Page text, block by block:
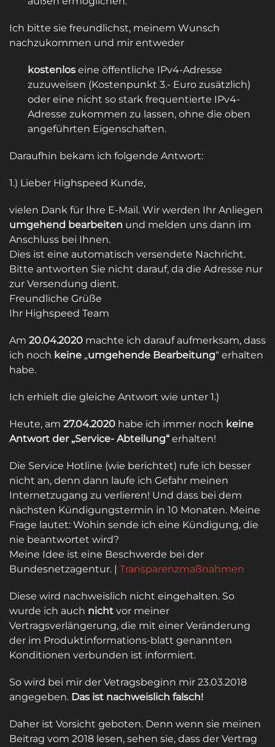
Ich bitte sie freundlichst, meinem Wunsch
nachzukommen und mir entweder
kostenlos eine öffentliche IPv4-Adresse
zuzuweisen (Kostenpunkt 3.- Euro zusätzlich)
oder eine nicht so stark frequentierte IPv4-
Adresse zukommen zu lassen, ohne die oben
angeführten Eigenschaften.
Daraufhin bekam ich folgende Antwort:
1.) Lieber Highspeed Kunde,
vielen Dank für Ihre E-Mail. Wir werden Ihr Anliegen
umgehend bearbeiten und melden uns dann im
Anschluss bei Ihnen.
Dies ist eine automatisch versendete Nachricht.
Bitte antworten Sie nicht darauf, da die Adresse nur
zur Versendung dient.
Freundliche Grüße
Ihr Highspeed Team
Am 20.04.2020 machte ich darauf aufmerksam, dass
ich noch keine „umgehende Bearbeitung“ erhalten
habe.
Ich erhielt die gleiche Antwort wie unter 1.)
Heute, am 27.04.2020 habe ich immer noch keine
Antwort der „Service- Abteilung“ erhalten!
Die Service Hotline (wie berichtet) rufe ich besser
nicht an, denn dann laufe ich Gefahr meinen
Internetzugang zu verlieren! Und dass bei dem
nächsten Kündigungstermin in 10 Monaten. Meine
Frage lautet: Wohin sende ich eine Kündigung, die
nie beantwortet wird?
Meine Idee ist eine Beschwerde bei der
Bundesnetzagentur. | Transparenzmaßnahmen
Diese wird nachweislich nicht eingehalten. So
wurde ich auch nicht vor meiner
Vertragsverlängerung, die mit einer Veränderung
der im Produktinformations-blatt genannten
Konditionen verbunden ist informiert.
So wird bei mir der Vetragsbeginn mir 23.03.2018
angegeben. Das ist nachweislich falsch!
Daher ist Vorsicht geboten. Denn wenn sie meinen
Beitrag vom 2018 lesen, sehen sie, dass der Vertrag